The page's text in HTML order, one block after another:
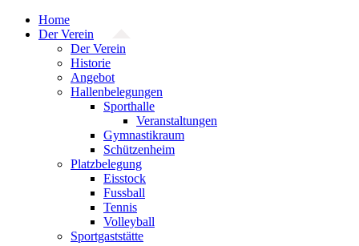
Zum
Inhalt
Home
Der Verein
Der Verein
Historie
Angebot
Hallenbelegungen
Sporthalle
Veranstaltungen
Gymnastikraum
Schützenheim
Platzbelegung
Eisstock
Fussball
Tennis
Volleyball
Sportgaststätte